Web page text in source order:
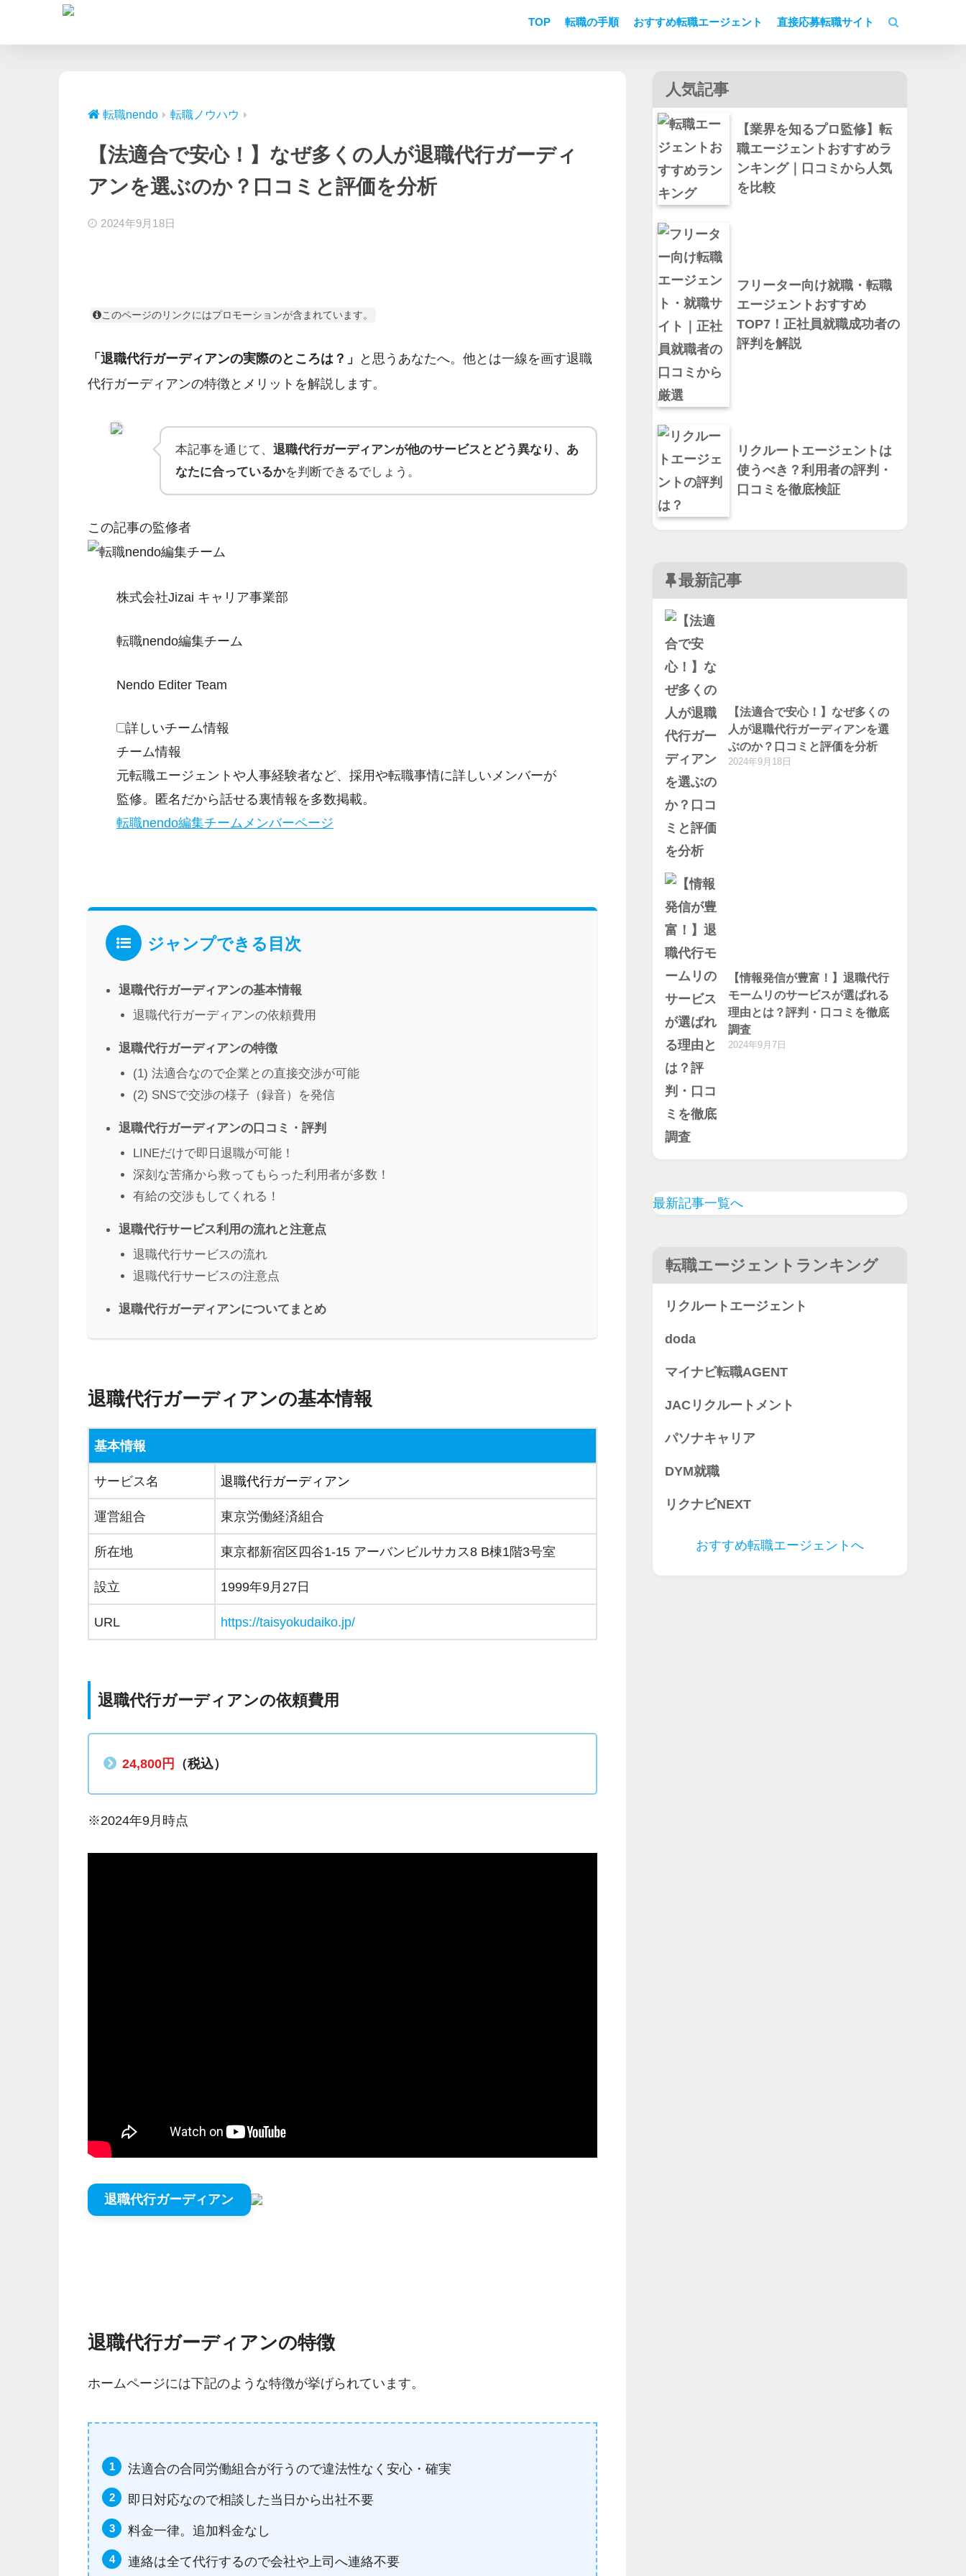
TOP 転職の手順 おすすめ転職エージェント 直接応募転職サイト
転職nendo 転職ノウハウ
【法適合で安心！】なぜ多くの人が退職代行ガーディ
アンを選ぶのか？口コミと評価を分析
2024年9月18日
このページのリンクにはプロモーションが含まれています。
「退職代行ガーディアンの実際のところは？」
と思うあなたへ。他とは一線を画す退職
代行ガーディアンの特徴とメリットを解説します。
本記事を通じて、 退職代行ガーディアンが他のサービスとどう異なり、あ
なたに合っているかを判断できるでしょう。
この記事の監修者
株式会社Jizai キャリア事業部
転職nendo編集チーム
Nendo Editer Team
詳しいチーム情報
チーム情報
元転職エージェントや人事経験者など、採用や転職事情に詳しいメンバーが
監修。匿名だから話せる裏情報を多数掲載。
転職nendo編集チームメンバーページ
ジャンプできる目次
退職代行ガーディアンの基本情報
退職代行ガーディアンの依頼費用
退職代行ガーディアンの特徴
(1) 法適合なので企業との直接交渉が可能
(2) SNSで交渉の様子（録音）を発信
退職代行ガーディアンの口コミ・評判
LINEだけで即日退職が可能！
深刻な苦痛から救ってもらった利用者が多数！
有給の交渉もしてくれる！
退職代行サービス利用の流れと注意点
退職代行サービスの流れ
退職代行サービスの注意点
退職代行ガーディアンについてまとめ
退職代行ガーディアンの基本情報
基本情報
サービス名 退職代行ガーディアン
運営組合 東京労働経済組合
所在地 東京都新宿区四谷1-15 アーバンビルサカス8 B棟1階3号室
設立 1999年9月27日
URL https://taisyokudaiko.jp/
退職代行ガーディアンの依頼費用
24,800円 （税込）
※2024年9月時点
退職代行ガーディアン
退職代行ガーディアンの特徴
ホームページには下記のような特徴が挙げられています。
法適合の合同労働組合が行うので違法性なく安心・確実
即日対応なので相談した当日から出社不要
料金一律。追加料金なし
連絡は全て代行するので会社や上司へ連絡不要
人気記事
【業界を知るプロ監修】転
職エージェントおすすめラ
ンキング｜口コミから人気
を比較
フリーター向け就職・転職
エージェントおすすめ
TOP7！正社員就職成功者の
評判を解説
リクルートエージェントは
使うべき？利用者の評判・
口コミを徹底検証
最新記事
【法適合で安心！】なぜ多くの
人が退職代行ガーディアンを選
ぶのか？口コミと評価を分析
2024年9月18日
【情報発信が豊富！】退職代行
モームリのサービスが選ばれる
理由とは？評判・口コミを徹底
調査
2024年9月7日
最新記事一覧へ
転職エージェントランキング
リクルートエージェント
doda
マイナビ転職AGENT
JACリクルートメント
パソナキャリア
DYM就職
リクナビNEXT
おすすめ転職エージェントへ